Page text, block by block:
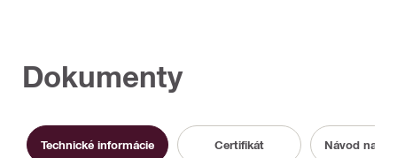
Dokumenty
Technické informácie Certifikát Návod na